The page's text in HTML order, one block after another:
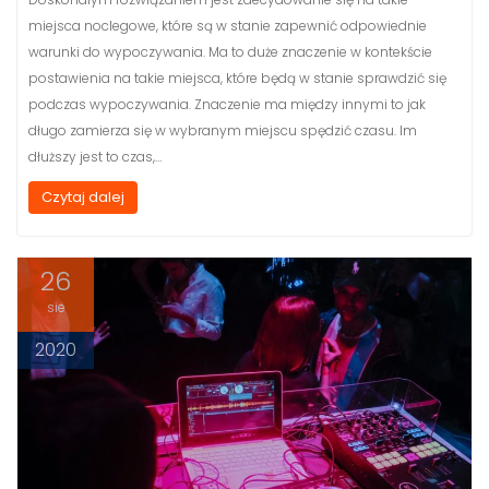
miejsca noclegowe, które są w stanie zapewnić odpowiednie
warunki do wypoczywania. Ma to duże znaczenie w kontekście
postawienia na takie miejsca, które będą w stanie sprawdzić się
podczas wypoczywania. Znaczenie ma między innymi to jak
długo zamierza się w wybranym miejscu spędzić czasu. Im
dłuższy jest to czas,…
Czytaj dalej
26
sie
2020